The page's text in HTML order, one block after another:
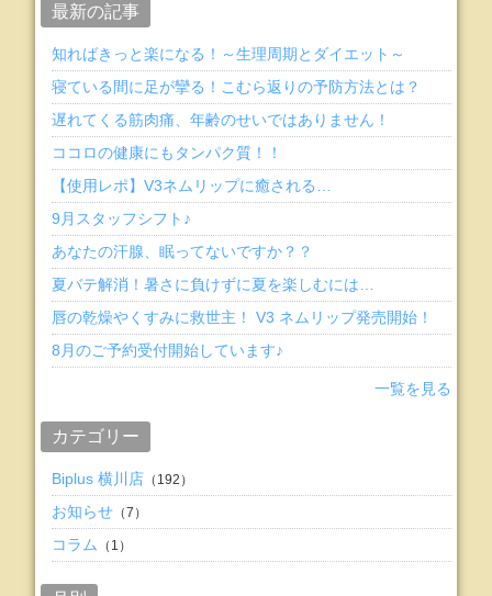
最新の記事
知ればきっと楽になる！～生理周期とダイエット～
寝ている間に足が攣る！こむら返りの予防方法とは？
遅れてくる筋肉痛、年齢のせいではありません！
ココロの健康にもタンパク質！！
【使用レポ】V3ネムリップに癒される…
9月スタッフシフト♪
あなたの汗腺、眠ってないですか？？
夏バテ解消！暑さに負けずに夏を楽しむには…
唇の乾燥やくすみに救世主！ V3 ネムリップ発売開始！
8月のご予約受付開始しています♪
一覧を見る
カテゴリー
Biplus 横川店 （192）
お知らせ （7）
コラム （1）